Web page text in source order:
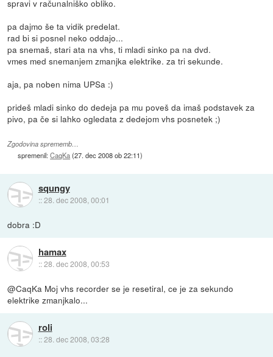
spravi v računalniško obliko.
pa dajmo še ta vidik predelat.
rad bi si posnel neko oddajo...
pa snemaš, stari ata na vhs, ti mladi sinko pa na dvd.
vmes med snemanjem zmanjka elektrike. za tri sekunde.
aja, pa noben nima UPSa :)
prideš mladi sinko do dedeja pa mu poveš da imaš podstavek za
pivo, pa če si lahko ogledata z dedejom vhs posnetek ;)
Zgodovina sprememb…
spremenil:CaqKa(27. dec 2008 ob 22:11)
squngy
::28. dec 2008, 00:01
dobra :D
hamax
::28. dec 2008, 00:53
@CaqKa Moj vhs recorder se je resetiral, ce je za sekundo
elektrike zmanjkalo...
roli
::28. dec 2008, 03:28